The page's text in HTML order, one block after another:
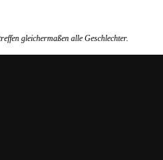
gleichermaßen alle Geschlechter.